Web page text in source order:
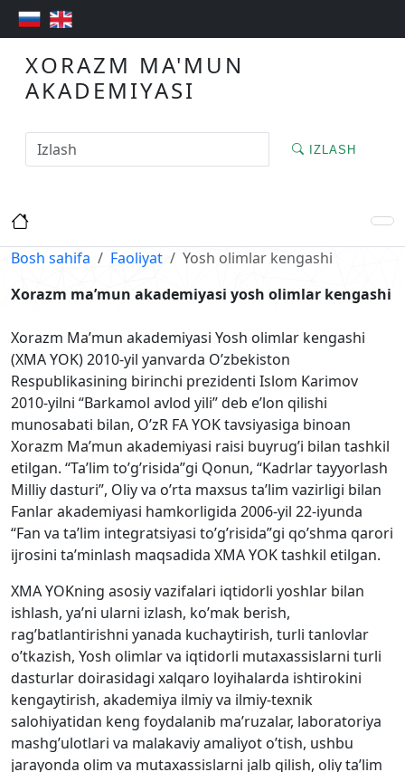
XORAZM MA'MUN
AKADEMIYASI
IZLASH
Bosh sahifa Faoliyat
Yosh olimlar kengashi
Xorazm ma’mun akademiyasi yosh olimlar kengashi
Xorazm Ma’mun akademiyasi Yosh olimlar kengashi
(XMA YOK) 2010-yil yanvarda O’zbekiston
Respublikasining birinchi prezidenti Islom Karimov
2010-yilni “Barkamol avlod yili” deb e’lon qilishi
munosabati bilan, O’zR FA YOK tavsiyasiga binoan
Xorazm Ma’mun akademiyasi raisi buyrug’i bilan tashkil
etilgan. “Ta’lim to’g’risida”gi Qonun, “Kadrlar tayyorlash
Milliy dasturi”, Oliy va o’rta maxsus ta’lim vazirligi bilan
Fanlar akademiyasi hamkorligida 2006-yil 22-iyunda
“Fan va ta’lim integratsiyasi to’g’risida”gi qo’shma qarori
ijrosini ta’minlash maqsadida XMA YOK tashkil etilgan.
XMA YOKning asosiy vazifalari iqtidorli yoshlar bilan
ishlash, ya’ni ularni izlash, ko’mak berish,
rag’batlantirishni yanada kuchaytirish, turli tanlovlar
o’tkazish, Yosh olimlar va iqtidorli mutaxassislarni turli
dasturlar doirasidagi xalqaro loyihalarda ishtirokini
kengaytirish, akademiya ilmiy va ilmiy-texnik
salohiyatidan keng foydalanib ma’ruzalar, laboratoriya
mashg’ulotlari va malakaviy amaliyot o’tish, ushbu
jarayonda olim va mutaxassislarni jalb qilish, oliy ta’lim